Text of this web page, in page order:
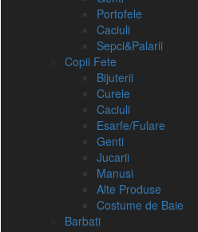
Portofele
Caciuli
Sepci&Palarii
Copii Fete
Bijuterii
Curele
Caciuli
Esarfe/Fulare
Genti
Jucarii
Manusi
Alte Produse
Costume de Baie
Barbati